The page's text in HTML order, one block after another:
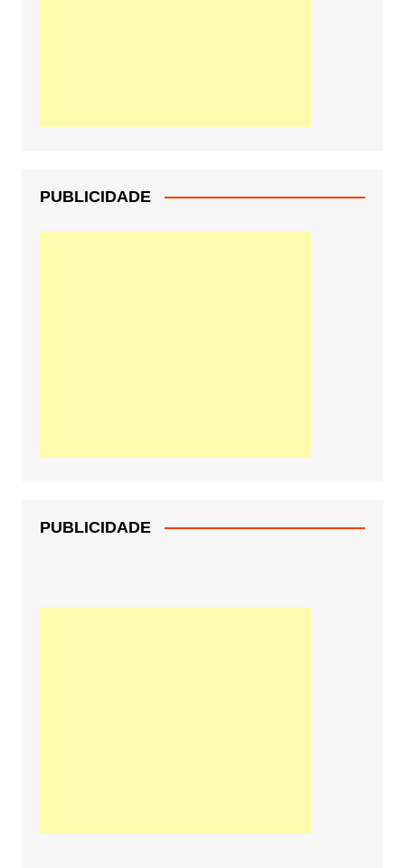
PUBLICIDADE
PUBLICIDADE